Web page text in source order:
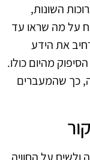
השונות,
על מה שראו עד
את הידע
מהיום כולו.
כך שהמעברים